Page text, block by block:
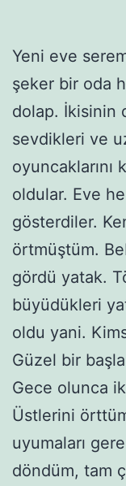
Yeni eve
şeker bir oda
dolap. İkisinin
sevdikleri ve
oldular. Eve
gösterdiler.
örtmüştüm.
gördü yatak.
büyüdükleri
oldu yani.
Güzel bir
Gece olunca
Üstlerini
uyumaları
döndüm, tam